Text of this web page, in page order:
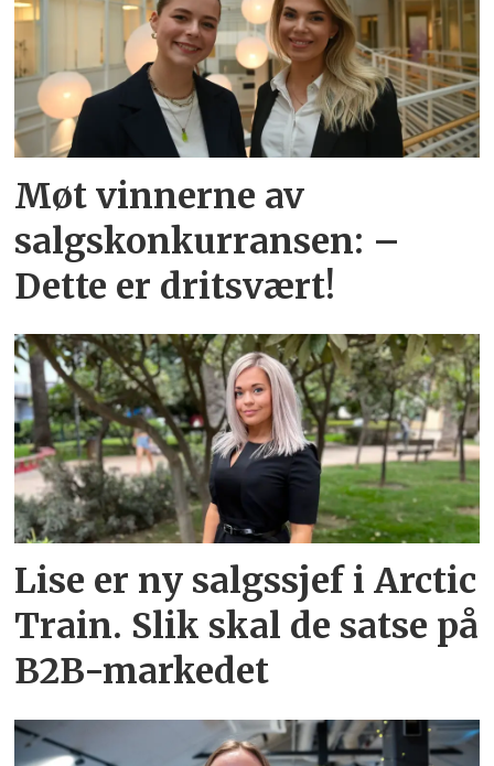
Møt vinnerne av
salgskonkurransen: –
Dette er dritsvært!
Lise er ny salgssjef i Arctic
Train. Slik skal de satse på
B2B-markedet